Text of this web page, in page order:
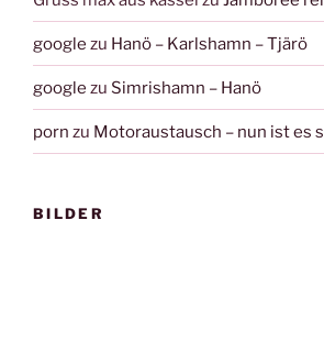
google zu Hanö – Karlshamn – Tjärö
google zu Simrishamn – Hanö
porn zu Motoraustausch – nun ist es
BILDER